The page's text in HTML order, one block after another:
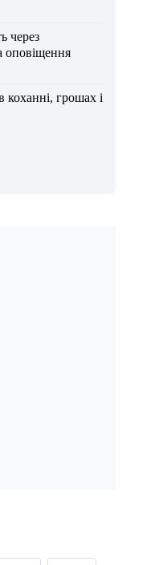
через
оповіщення
коханні, грошах і